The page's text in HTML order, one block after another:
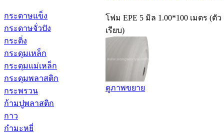
กระดาษแข็ง
กระดาษจั่วปัง
กระดิ่ง
กระดุมเหล็ก
กระดุมแม่เหล็ก
กระดุมพลาสติก
กระพรวน
ก้ามปูพลาสติก
กาว
กำมะหยี่
โฟม EPE 5 มิล 1.00*100 เมตร (ตัว
เรียบ)
ดูภาพขยาย